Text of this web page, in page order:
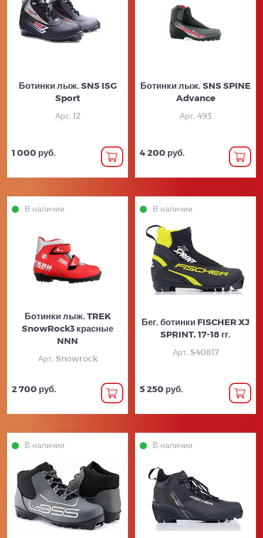
Ботинки лыж. SNS ISG
Sport
Арт. 12
1 000 руб.
Ботинки лыж. SNS SPINE
Advance
Арт. 493
4 200 руб.
В наличии
Ботинки лыж. TREK
SnowRock3 красные
NNN
Арт. Snowrock
2 700 руб.
В наличии
Бег. ботинки FISCHER XJ
SPRINT, 17-18 гг.
Арт. S40817
5 250 руб.
В наличии В наличии